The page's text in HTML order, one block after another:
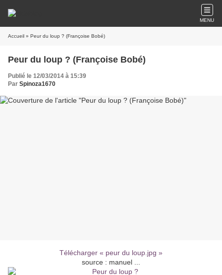
MENU
Accueil » Peur du loup ? (Françoise Bobé)
Peur du loup ? (Françoise Bobé)
Publié le 12/03/2014 à 15:39
Par Spinoza1670
Télécharger « peur du loup.jpg »
source : manuel ...